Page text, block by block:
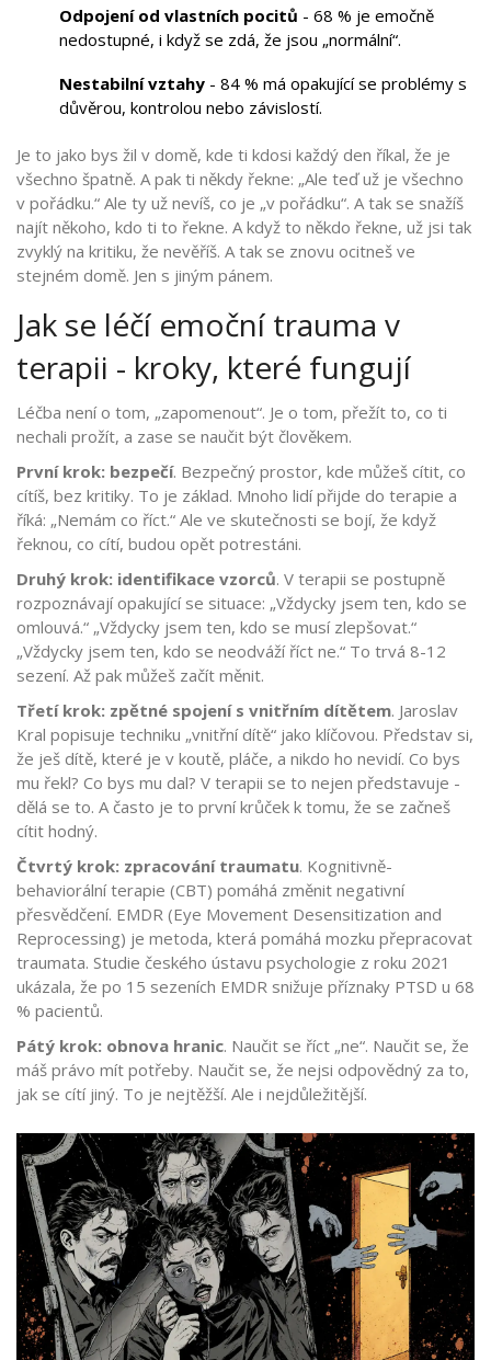
Odpojení od vlastních pocitů - 68 % je emočně
nedostupné, i když se zdá, že jsou „normální“.
Nestabilní vztahy - 84 % má opakující se problémy s
důvěrou, kontrolou nebo závislostí.
Je to jako bys žil v domě, kde ti kdosi každý den říkal, že je
všechno špatně. A pak ti někdy řekne: „Ale teď už je všechno
v pořádku.“ Ale ty už nevíš, co je „v pořádku“. A tak se snažíš
najít někoho, kdo ti to řekne. A když to někdo řekne, už jsi tak
zvyklý na kritiku, že nevěříš. A tak se znovu ocitneš ve
stejném domě. Jen s jiným pánem.
Jak se léčí emoční trauma v
terapii - kroky, které fungují
Léčba není o tom, „zapomenout“. Je o tom, přežít to, co ti
nechali prožít, a zase se naučit být člověkem.
První krok: bezpečí. Bezpečný prostor, kde můžeš cítit, co
cítíš, bez kritiky. To je základ. Mnoho lidí přijde do terapie a
říká: „Nemám co říct.“ Ale ve skutečnosti se bojí, že když
řeknou, co cítí, budou opět potrestáni.
Druhý krok: identifikace vzorců. V terapii se postupně
rozpoznávají opakující se situace: „Vždycky jsem ten, kdo se
omlouvá.“ „Vždycky jsem ten, kdo se musí zlepšovat.“
„Vždycky jsem ten, kdo se neodváží říct ne.“ To trvá 8-12
sezení. Až pak můžeš začít měnit.
Třetí krok: zpětné spojení s vnitřním dítětem. Jaroslav
Kral popisuje techniku „vnitřní dítě“ jako klíčovou. Představ si,
že ješ dítě, které je v koutě, pláče, a nikdo ho nevidí. Co bys
mu řekl? Co bys mu dal? V terapii se to nejen představuje -
dělá se to. A často je to první krůček k tomu, že se začneš
cítit hodný.
Čtvrtý krok: zpracování traumatu. Kognitivně-
behaviorální terapie (CBT) pomáhá změnit negativní
přesvědčení. EMDR (Eye Movement Desensitization and
Reprocessing) je metoda, která pomáhá mozku přepracovat
traumata. Studie českého ústavu psychologie z roku 2021
ukázala, že po 15 sezeních EMDR snižuje příznaky PTSD u 68
% pacientů.
Pátý krok: obnova hranic. Naučit se říct „ne“. Naučit se, že
máš právo mít potřeby. Naučit se, že nejsi odpovědný za to,
jak se cítí jiný. To je nejtěžší. Ale i nejdůležitější.